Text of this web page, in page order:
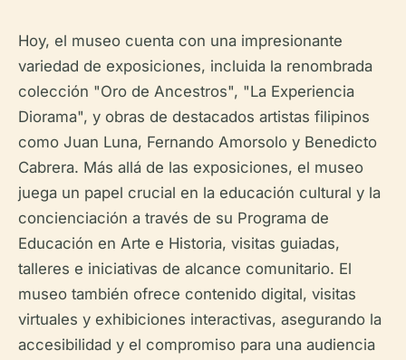
Hoy, el museo cuenta con una impresionante
variedad de exposiciones, incluida la renombrada
colección "Oro de Ancestros", "La Experiencia
Diorama", y obras de destacados artistas filipinos
como Juan Luna, Fernando Amorsolo y Benedicto
Cabrera. Más allá de las exposiciones, el museo
juega un papel crucial en la educación cultural y la
concienciación a través de su Programa de
Educación en Arte e Historia, visitas guiadas,
talleres e iniciativas de alcance comunitario. El
museo también ofrece contenido digital, visitas
virtuales y exhibiciones interactivas, asegurando la
accesibilidad y el compromiso para una audiencia